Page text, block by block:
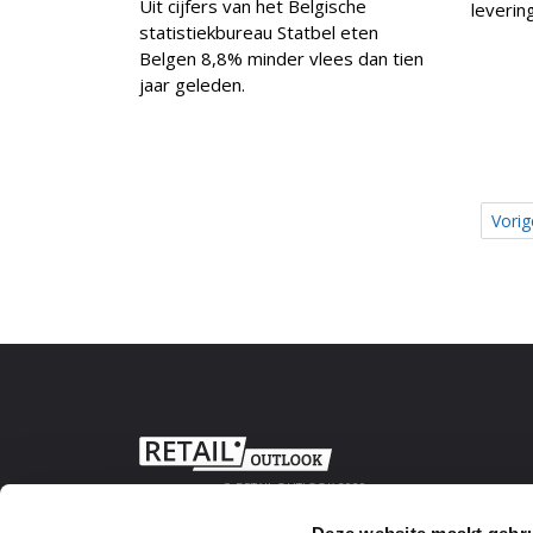
Uit cijfers van het Belgische
statistiekbureau Statbel eten
Belgen 8,8% minder vlees dan tien
jaar geleden.
© RETAIL OUTLOOK 2020